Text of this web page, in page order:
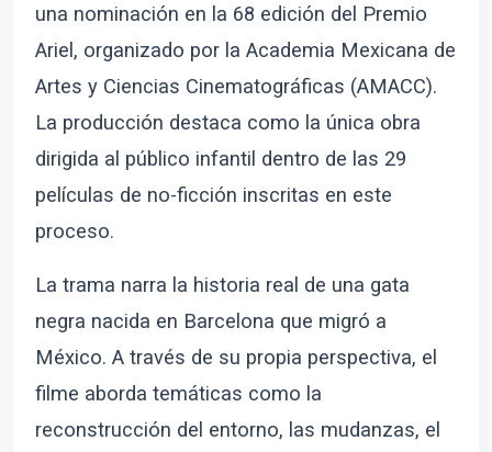
una nominación en la 68 edición del Premio
Ariel, organizado por la Academia Mexicana de
Artes y Ciencias Cinematográficas (AMACC).
La producción destaca como la única obra
dirigida al público infantil dentro de las 29
películas de no-ficción inscritas en este
proceso.
La trama narra la historia real de una gata
negra nacida en Barcelona que migró a
México. A través de su propia perspectiva, el
filme aborda temáticas como la
reconstrucción del entorno, las mudanzas, el